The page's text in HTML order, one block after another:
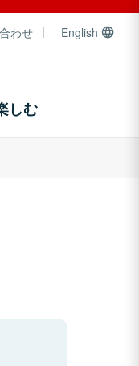
わせ English
しむ